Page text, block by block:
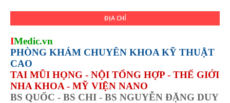
ĐỊA CHỈ
IMedic.vn
PHÒNG KHÁM CHUYÊN KHOA KỸ THUẬT
CAO
TAI MŨI HỌNG - NỘI TỔNG HỢP - THẾ GIỚI
NHA KHOA - MỸ VIỆN NANO
BS QUỐC - BS CHI - BS NGUYỄN ĐẶNG DUY